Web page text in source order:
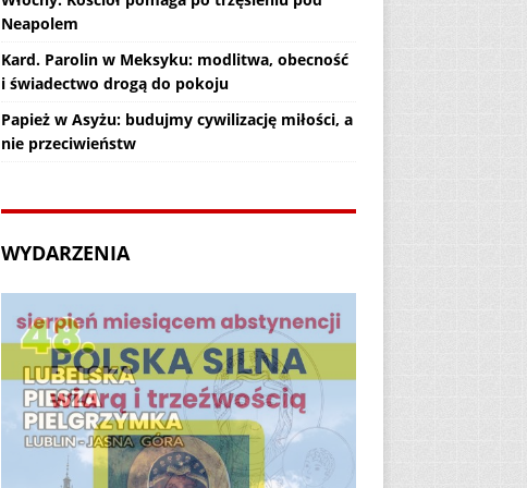
Neapolem
Kard. Parolin w Meksyku: modlitwa, obecność
i świadectwo drogą do pokoju
Papież w Asyżu: budujmy cywilizację miłości, a
nie przeciwieństw
WYDARZENIA